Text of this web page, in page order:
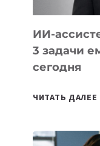
ИИ-
3 задачи
сегодня
ЧИТАТЬ ДАЛЕЕ